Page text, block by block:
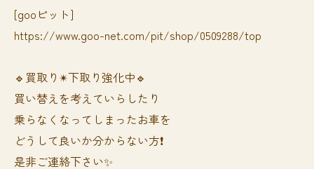
[gooピット]
https://www.goo-net.com/pit/shop/0509288/top
🔹買取り✴︎下取り強化中🔹
買い替えを考えていらしたり
乗らなくなってしまったお車を
どうして良いか分からない方❗️
是非ご連絡下さい✨